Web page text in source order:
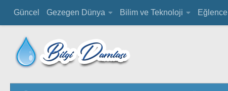
Güncel Gezegen Dünya Bilim ve Teknoloji Eğlence